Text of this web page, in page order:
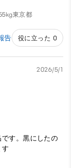
東京都
告 役に立った 0
2026/5/1
す。黒にしたの